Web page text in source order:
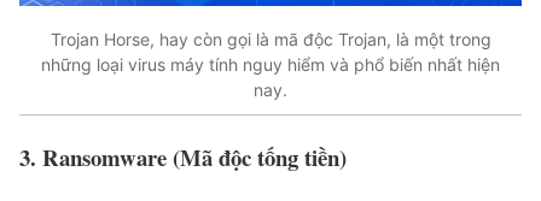
Trojan Horse, hay còn gọi là mã độc Trojan, là một trong
những loại virus máy tính nguy hiểm và phổ biến nhất hiện
nay.
3. Ransomware (Mã độc tống tiền)